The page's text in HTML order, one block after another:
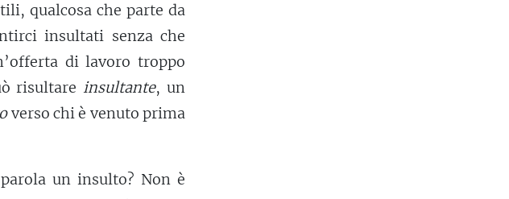
qualcosa che parte da
insultati senza che
di lavoro troppo
risultareinsultante, un
verso chi è venuto prima
un insulto? Non è